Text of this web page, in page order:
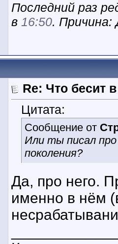
Последний раз
в 16:50. Причина:
Re: Что бесит
Цитата:
Сообщение от
Или ты писал про
поколения?
Да, про него.
именно в нём